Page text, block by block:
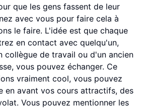
que les gens fassent de leur
avec vous pour faire cela à
le faire. L'idée est que chaque
en contact avec quelqu'un,
collègue de travail ou d'un ancien
vous pouvez échanger. Ce
vraiment cool, vous pouvez
en avant vos cours attractifs, des
Vous pouvez mentionner les